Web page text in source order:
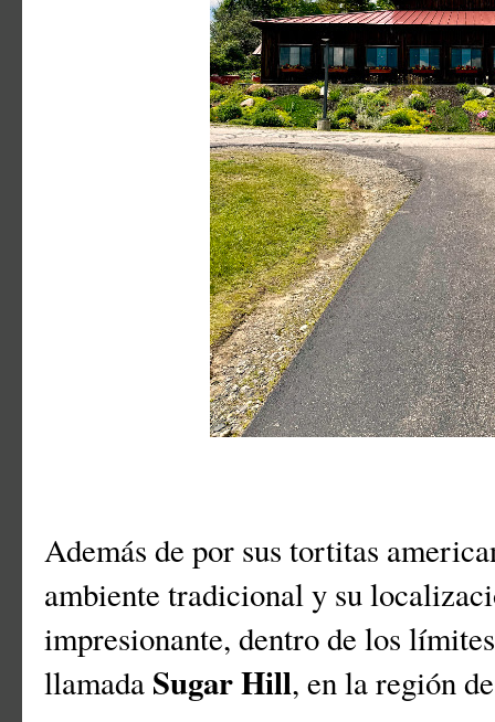
Además de por sus tortitas
ambiente tradicional y su
impresionante, dentro de los
llamada Sugar Hill, en la región